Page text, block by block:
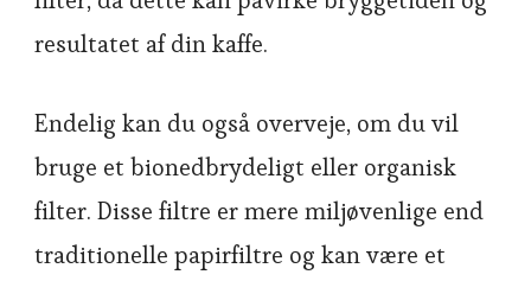
resultatet af din kaffe.
Endelig kan du også overveje, om du vil
bruge et bionedbrydeligt eller organisk
filter. Disse filtre er mere miljøvenlige end
traditionelle papirfiltre og kan være et